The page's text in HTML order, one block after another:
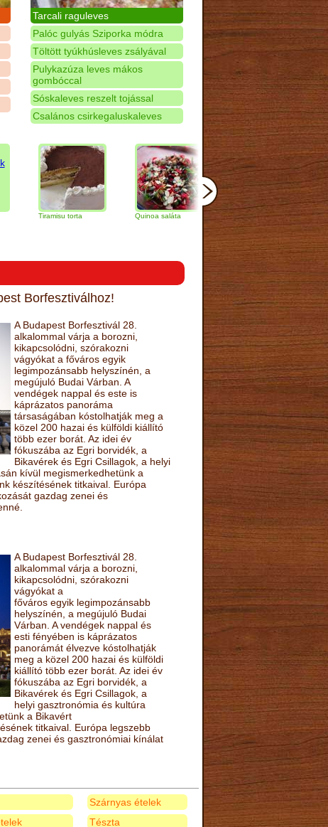
Tarcali raguleves
Palóc gulyás Sziporka módra
Töltött tyúkhúsleves zsályával
Pulykazúza leves mákos
gombóccal
Sóskaleves reszelt tojással
Csalános csirkegaluskaleves
Tiramisu torta Quinoa saláta Mandulás kifli
narancs
Borfesztiválhoz!
A Budapest Borfesztivál 28.
alkalommal várja a borozni,
kikapcsolódni, szórakozni
vágyókat a főváros egyik
legimpozánsabb helyszínén, a
megújuló Budai Várban. A
vendégek nappal és este is
káprázatos panoráma
társaságában kóstolhatják meg a
közel 200 hazai és külföldi kiállító
több ezer borát. Az idei év
fókuszába az Egri borvidék, a
Bikavérek és Egri Csillagok, a helyi
kívül megismerkedhetünk a
készítésének titkaival. Európa
gazdag zenei és
A Budapest Borfesztivál 28.
alkalommal várja a borozni,
kikapcsolódni, szórakozni
vágyókat a
főváros egyik legimpozánsabb
helyszínén, a megújuló Budai
Várban. A vendégek nappal és
esti fényében is káprázatos
panorámát élvezve kóstolhatják
meg a közel 200 hazai és külföldi
kiállító több ezer borát. Az idei év
fókuszába az Egri borvidék, a
Bikavérek és Egri Csillagok, a
helyi gasztronómia és kultúra
a Bikavért
titkaival. Európa legszebb
zenei és gasztronómiai kínálat
Szárnyas ételek
Tészta